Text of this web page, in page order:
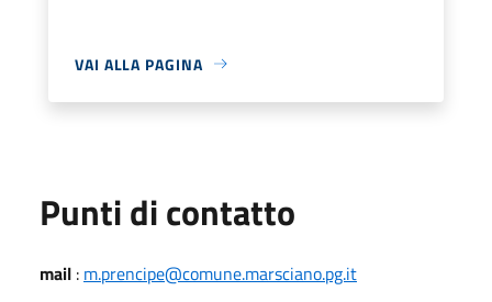
VAI ALLA PAGINA
Punti di contatto
mail : m.prencipe@comune.marsciano.pg.it